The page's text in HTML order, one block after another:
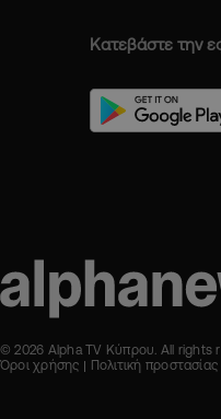
Κατεβάστε την
© 2026 Alpha TV Κύπρου. All rights
Όροι χρήσης
Πολιτική